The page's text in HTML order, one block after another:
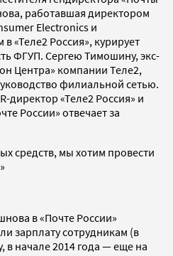
работавшая директором
Electronics и
«Теле2 Россия», курирует
ФГУП. Сергею Тимошину, экс-
Центра» компании Теле2,
филиальной сетью.
директор «Теле2 Россия» и
России» отвечает за
в «Почте России»
зарплату сотрудникам (в
в начале 2014 года — еще на